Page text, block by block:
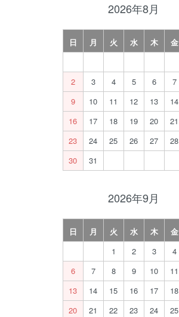
2026年8月
日 月 火 水 木 金
2
3 4 5 6 7
9
10 11 12 13 14
16
17 18 19 20 21
23
24 25 26 27 28
30
31
2026年9月
日 月 火 水 木 金
1
2 3 4
6
7 8 9 10 11
13
14 15 16 17 18
20
21 22 23 24 25